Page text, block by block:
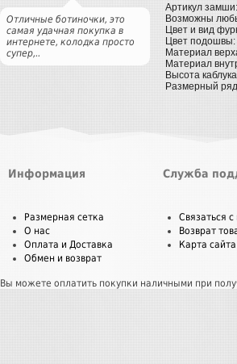
Отличные ботиночки, это
самая удачная покупка в
интернете, колодка просто
супер,..
Артикул
Возможны
Цвет и вид
Цвет подошвы:
Материал
Материал
Высота
Размерный
Информация
Размерная сетка
О нас
Оплата и Доставка
Обмен и возврат
Служба
Связаться с
Возврат
Карта сайта
Вы можете оплатить покупки наличными при